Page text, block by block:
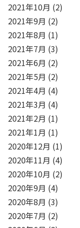
2021年10月 (2)
2021年9月 (2)
2021年8月 (1)
2021年7月 (3)
2021年6月 (2)
2021年5月 (2)
2021年4月 (4)
2021年3月 (4)
2021年2月 (1)
2021年1月 (1)
2020年12月 (1)
2020年11月 (4)
2020年10月 (2)
2020年9月 (4)
2020年8月 (3)
2020年7月 (2)